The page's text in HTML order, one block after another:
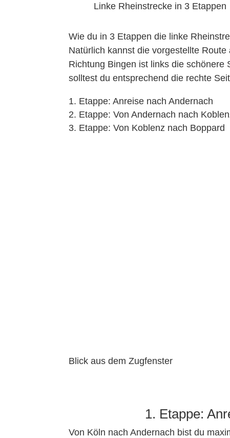
Linke Rheinstrecke in 3 Etappen
Wie du in 3 Etappen die linke
Natürlich kannst die vorgestellte
Richtung Bingen ist links die schönere
solltest du entsprechend die rechte
Etappe: Anreise nach Andernach
Etappe: Von Andernach nach
Etappe: Von Koblenz nach Boppard
Blick aus dem Zugfenster
1. Etappe:
Von Köln nach Andernach bist du